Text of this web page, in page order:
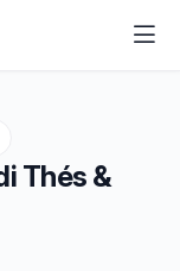
Thés &